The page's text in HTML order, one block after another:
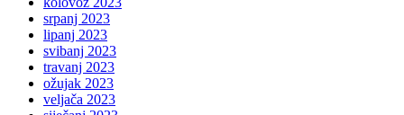
srpanj 2023
lipanj 2023
svibanj 2023
travanj 2023
ožujak 2023
veljača 2023